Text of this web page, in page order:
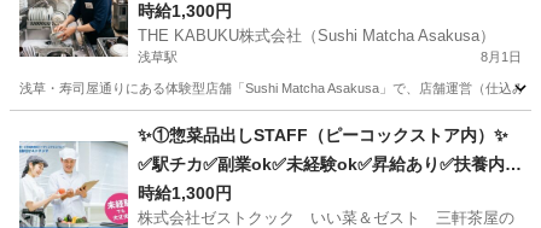
時給1,300円
THE KABUKU株式会社（Sushi Matcha Asakusa）
浅草駅 8月1日
浅草・寿司屋通りにある体験型店舗「Sushi Matcha Asakusa」で、店舗運営（仕込み
浅草駅 キッチン
✨①惣菜品出しSTAFF（ピーコックストア内）✨
✅駅チカ✅副業ok✅未経験ok✅昇給あり✅扶養内o
k
時給1,300円
株式会社ゼストクック いい菜＆ゼスト 三軒茶屋の